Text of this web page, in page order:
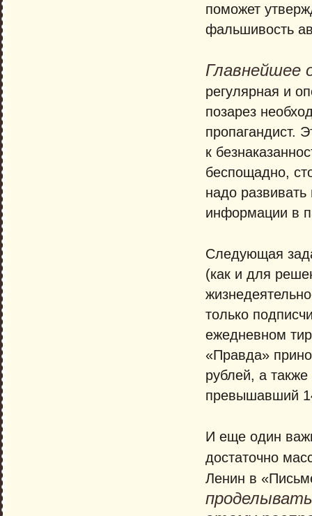
поможет
фальшивость
Главнейшее
регулярная и
позарез
пропагандист.
к
беспощадно,
надо
информации в
Следующая
(как и для
только
ежедневном
«Правда»
рублей, а
превышавший
И еще один
достаточно
Ленин в